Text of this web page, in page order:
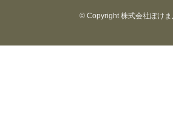
© Copyright 株式会社ぽけ